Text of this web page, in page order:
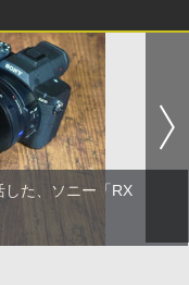
た、ソニー「RX